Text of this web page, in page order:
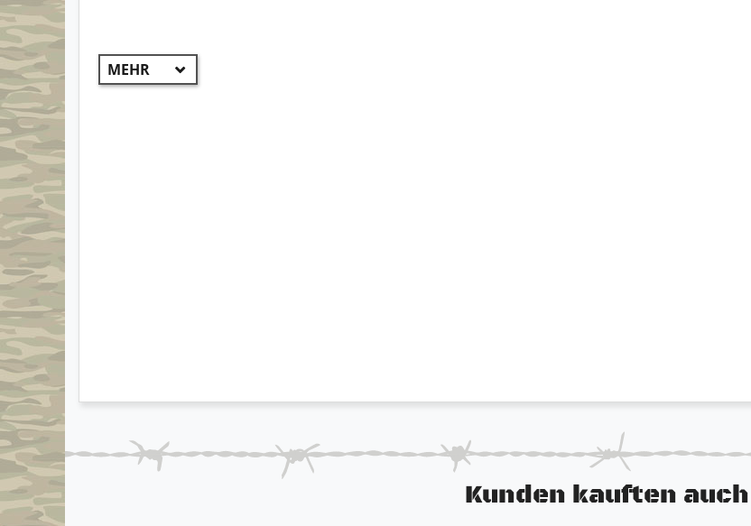
!! WICHTIG !!
Aufgrund der Vielzahl von Jacken kann die Bekleidung teilweise von dem hier beschriebenen abweichen. Die
Kunden kauften auch